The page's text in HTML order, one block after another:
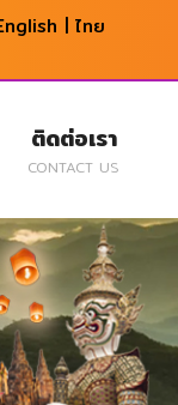
| ไทย
ติดต่อเรา
CONTACT US